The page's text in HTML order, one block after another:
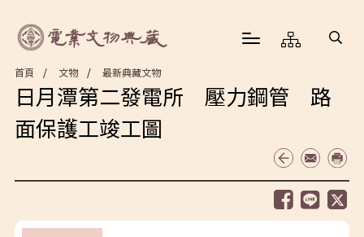
首頁 文物 最新典藏文物
日月潭第二發電所 壓力鋼管 路
面保護工竣工圖